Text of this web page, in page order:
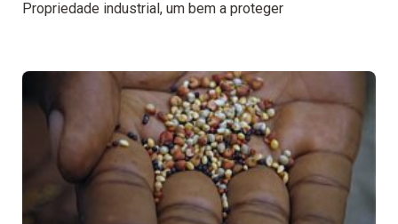
Propriedade industrial, um bem a proteger